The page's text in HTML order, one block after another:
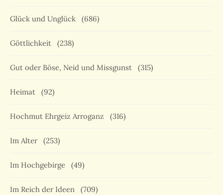
Glück und Unglück (686)
Göttlichkeit (238)
Gut oder Böse, Neid und Missgunst (315)
Heimat (92)
Hochmut Ehrgeiz Arroganz (316)
Im Alter (253)
Im Hochgebirge (49)
Im Reich der Ideen (709)